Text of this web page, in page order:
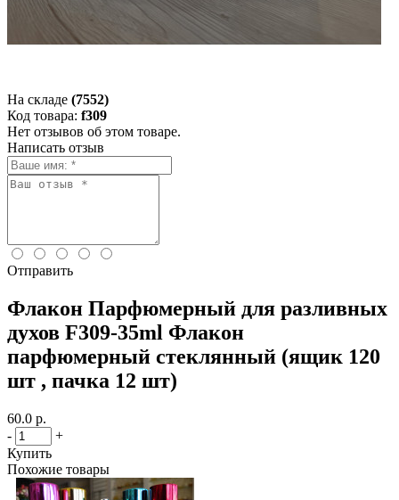
На складе (7552)
Код товара: f309
Нет отзывов об этом товаре.
Написать отзыв
Отправить
Флакон Парфюмерный для разливных
духов F309-35ml Флакон
парфюмерный стеклянный (ящик 120
шт , пачка 12 шт)
60.0 р.
-
+
Купить
Похожие товары